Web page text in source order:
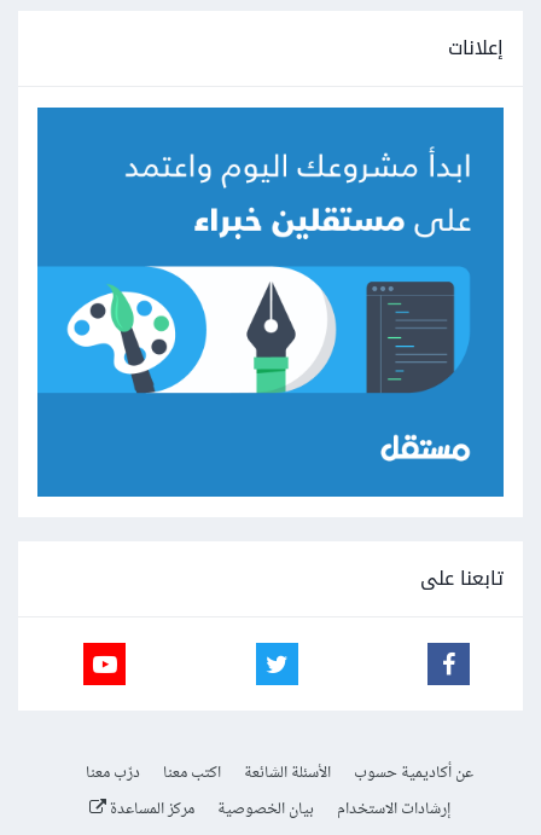
إعلانات
تابعنا على
عن أكاديمية حسوب الأسئلة الشائعة اكتب معنا
درّب معنا
إرشادات الاستخدام
بيان الخصوصية مركز المساعدة